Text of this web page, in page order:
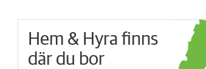
Hem & Hyra finns
där du bor